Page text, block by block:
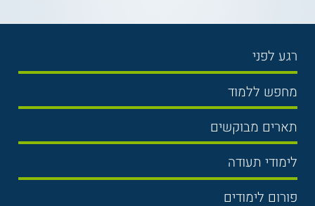
רגע לפני
בחירת לימודים
תנאי קבלה
שכר לימוד
אוניברסיטה
מכללות
מחפש ללמוד
תואר ראשון
תואר שני
הכנה לבגרות
מכינות
תארים מבוקשים
משפטים
מנהל עסקים
לימודי תעודה
נדל"ן
פורום לימודים